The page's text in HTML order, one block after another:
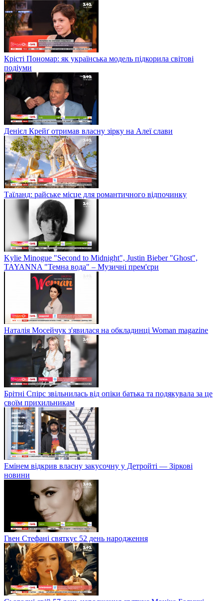
Крісті Пономар: як українська модель підкорила світові
подіуми
Денієл Крейґ отримав власну зірку на Алеї слави
Таїланд: райське місце для романтичного відпочинку
Kylie Minogue "Second to Midnight", Justin Bieber "Ghost",
TAYANNA "Темна вода" – Музичні прем'єри
Наталія Мосейчук з'явилася на обкладинці Woman magazine
Брітні Спірс звільнилась від опіки батька та подякувала за це
своїм прихильникам
Емінем відкрив власну закусочну у Детройті — Зіркові
новини
Гвен Стефані святкує 52 день народження